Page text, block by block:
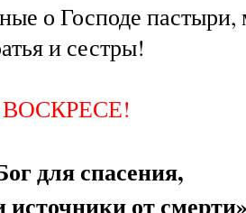
о Господе
и сестры!
для спасения,
источники от